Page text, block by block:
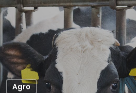
Agro